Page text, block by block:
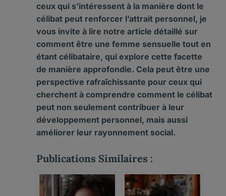
ceux qui s’intéressent à la manière dont le
célibat peut renforcer l’attrait personnel, je
vous invite à lire notre article détaillé sur
comment être une femme sensuelle tout en
étant célibataire, qui explore cette facette
de manière approfondie. Cela peut être une
perspective rafraîchissante pour ceux qui
cherchent à comprendre comment le célibat
peut non seulement contribuer à leur
développement personnel, mais aussi
améliorer leur rayonnement social.
Publications Similaires :